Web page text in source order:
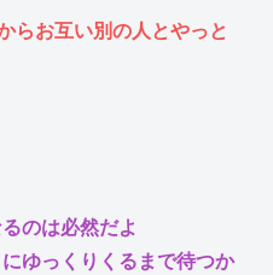
らお互い別の人とやっと
のは必然だよ
ゆっくりくるまで待つか